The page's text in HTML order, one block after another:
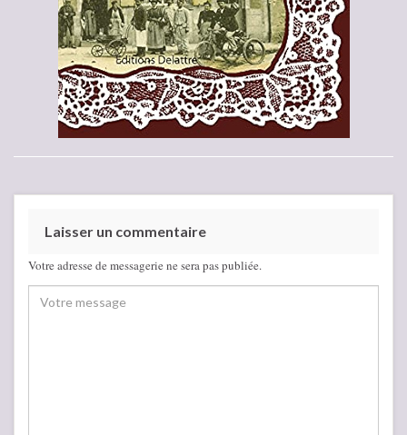
Laisser un commentaire
Votre adresse de messagerie ne sera pas publiée.